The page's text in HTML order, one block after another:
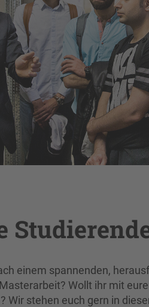
einem spannenden,
Wollt ihr mit
Wir stehen euch gern in